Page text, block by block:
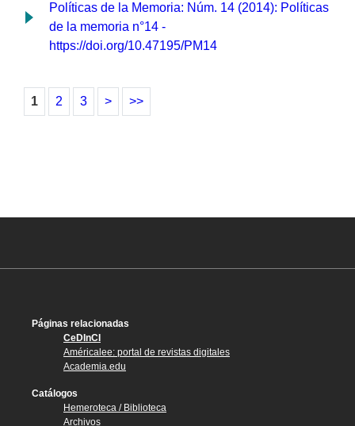
Políticas de la Memoria: Núm. 14 (2014): Políticas
de la memoria n°14 -
https://doi.org/10.47195/PM14
1 2 3 > >>
Páginas relacionadas
CeDInCI
Américalee: portal de revistas digitales
Academia.edu
Catálogos
Hemeroteca / Biblioteca
Archivos